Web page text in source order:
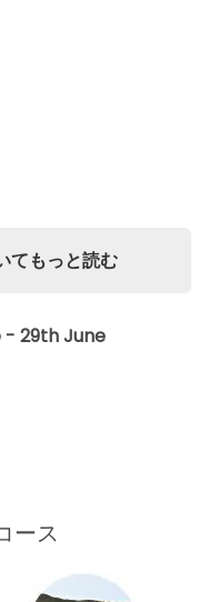
fun and the finest
of a green and the
play.
もっと読む
- 29th June
ース